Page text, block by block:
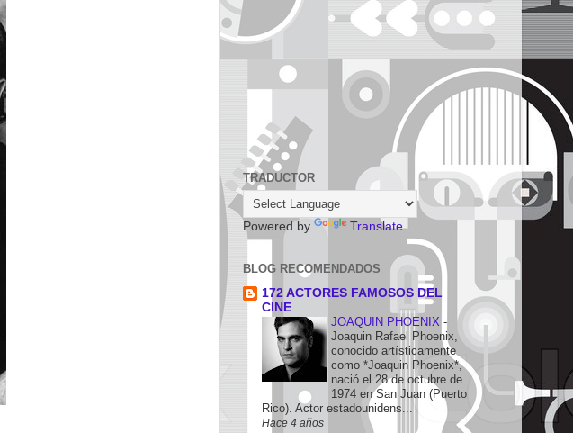
TRADUCTOR
Powered by Translate
BLOG RECOMENDADOS
172 ACTORES FAMOSOS DEL
CINE
JOAQUIN PHOENIX -
Joaquin Rafael Phoenix,
conocido artísticamente
como *Joaquin Phoenix*,
nació el 28 de octubre de
1974 en San Juan (Puerto
Rico). Actor estadounidens...
Hace 4 años